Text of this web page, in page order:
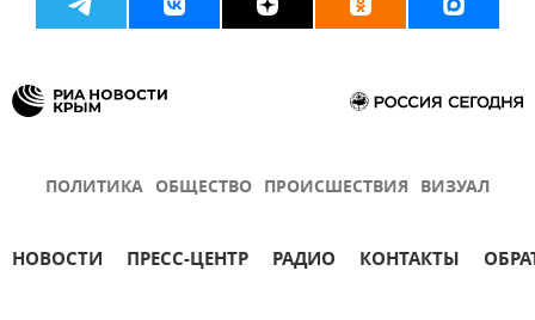
ПОЛИТИКА ОБЩЕСТВО ПРОИСШЕСТВИЯ ВИЗУАЛ
НОВОСТИ ПРЕСС-ЦЕНТР РАДИО КОНТАКТЫ